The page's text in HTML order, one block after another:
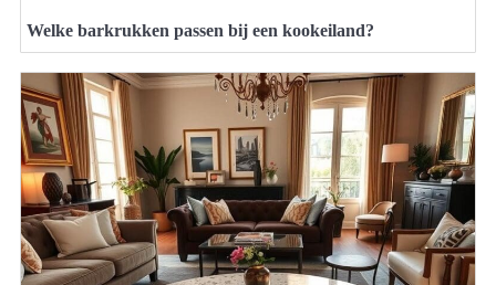
Welke barkrukken passen bij een kookeiland?